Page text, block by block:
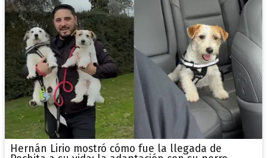
Hernán Lirio mostró cómo fue la llegada de